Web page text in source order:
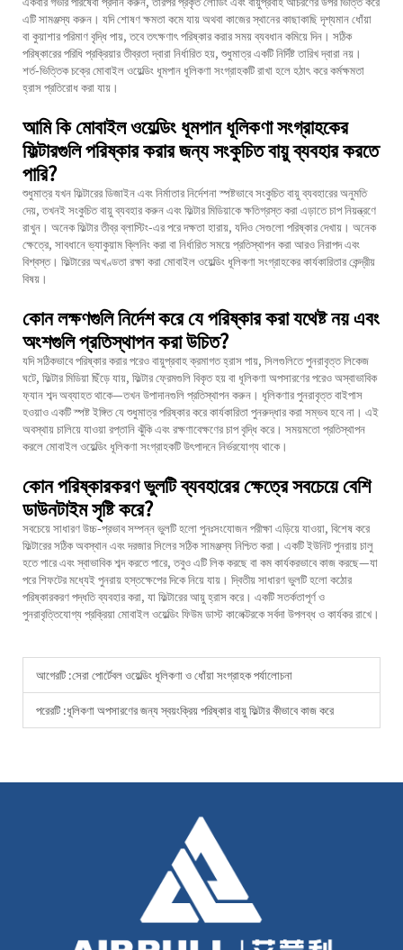
এটি সামঞ্জস্য করুন। যদি শোষণ ক্ষমতা কমে যায় অথবা কাজের স্থানের কাছাকাছি দৃশ্যমান ধোঁয়া
বা কুয়াশার পরিমাণ বৃদ্ধি পায়, তবে তৎক্ষণাৎ পরিষ্কার করার সময় ব্যবধান কমিয়ে দিন। সঠিক
পরিষ্কারের পরিধি প্রক্রিয়ার তীব্রতা দ্বারা নির্ধারিত হয়, শুধুমাত্র একটি নির্দিষ্ট তারিখ দ্বারা নয়।
শর্ত-ভিত্তিক চক্রে মোবাইল ওয়েল্ডিং ধূমপান ধূলিকণা সংগ্রাহকটি রাখা হলে হঠাৎ করে কর্মক্ষমতা
হ্রাস প্রতিরোধ করা যায়।
আমি কি মোবাইল ওয়েল্ডিং ধূমপান ধূলিকণা সংগ্রাহকের
ফিল্টারগুলি পরিষ্কার করার জন্য সংকুচিত বায়ু ব্যবহার করতে
পারি?
শুধুমাত্র যখন ফিল্টারের ডিজাইন এবং নির্মাতার নির্দেশনা স্পষ্টভাবে সংকুচিত বায়ু ব্যবহারের অনুমতি
দেয়, তখনই সংকুচিত বায়ু ব্যবহার করুন এবং ফিল্টার মিডিয়াকে ক্ষতিগ্রস্ত করা এড়াতে চাপ নিয়ন্ত্রণে
রাখুন। অনেক ফিল্টার তীব্র ব্লাস্টিং-এর পরে দক্ষতা হারায়, যদিও সেগুলো পরিষ্কার দেখায়। অনেক
ক্ষেত্রে, সাবধানে ভ্যাকুয়াম ক্লিনিং করা বা নির্ধারিত সময়ে প্রতিস্থাপন করা আরও নিরাপদ এবং
বিশ্বস্ত। ফিল্টারের অখণ্ডতা রক্ষা করা মোবাইল ওয়েল্ডিং ধূলিকণা সংগ্রাহকের কার্যকারিতার কেন্দ্রীয়
বিষয়।
কোন লক্ষণগুলি নির্দেশ করে যে পরিষ্কার করা যথেষ্ট নয় এবং
অংশগুলি প্রতিস্থাপন করা উচিত?
যদি সঠিকভাবে পরিষ্কার করার পরেও বায়ুপ্রবাহ ক্রমাগত হ্রাস পায়, সিলগুলিতে পুনরাবৃত্ত লিকেজ
ঘটে, ফিল্টার মিডিয়া ছিঁড়ে যায়, ফিল্টার ফ্রেমগুলি বিকৃত হয় বা ধূলিকণা অপসারণের পরেও অস্বাভাবিক
ফ্যান শব্দ অব্যাহত থাকে—তখন উপাদানগুলি প্রতিস্থাপন করুন। ধূলিকণার পুনরাবৃত্ত বাইপাস
হওয়াও একটি স্পষ্ট ইঙ্গিত যে শুধুমাত্র পরিষ্কার করে কার্যকারিতা পুনরুদ্ধার করা সম্ভব হবে না। এই
অবস্থায় চালিয়ে যাওয়া রপ্তানি ঝুঁকি এবং রক্ষণাবেক্ষণের চাপ বৃদ্ধি করে। সময়মতো প্রতিস্থাপন
করলে মোবাইল ওয়েল্ডিং ধূলিকণা সংগ্রাহকটি উৎপাদনে নির্ভরযোগ্য থাকে।
কোন পরিষ্কারকরণ ভুলটি ব্যবহারের ক্ষেত্রে সবচেয়ে বেশি
ডাউনটাইম সৃষ্টি করে?
সবচেয়ে সাধারণ উচ্চ-প্রভাব সম্পন্ন ভুলটি হলো পুনঃসংযোজন পরীক্ষা এড়িয়ে যাওয়া, বিশেষ করে
ফিল্টারের সঠিক অবস্থান এবং দরজার সিলের সঠিক সামঞ্জস্য নিশ্চিত করা। একটি ইউনিট পুনরায় চালু
হতে পারে এবং স্বাভাবিক শব্দ করতে পারে, তবুও এটি লিক করছে বা কম কার্যকরভাবে কাজ করছে—যা
পরে শিফটের মধ্যেই পুনরায় হস্তক্ষেপের দিকে নিয়ে যায়। দ্বিতীয় সাধারণ ভুলটি হলো কঠোর
পরিষ্কারকরণ পদ্ধতি ব্যবহার করা, যা ফিল্টারের আয়ু হ্রাস করে। একটি সতর্কতাপূর্ণ ও
পুনরাবৃত্তিযোগ্য প্রক্রিয়া মোবাইল ওয়েল্ডিং ফিউম ডাস্ট কালেক্টরকে সর্বদা উপলব্ধ ও কার্যকর রাখে।
আগেরটি :সেরা পোর্টেবল ওয়েল্ডিং ধূলিকণা ও ধোঁয়া সংগ্রাহক পর্যালোচনা
পরেরটি :ধূলিকণা অপসারণের জন্য স্বয়ংক্রিয় পরিষ্কার বায়ু ফিল্টার কীভাবে কাজ করে